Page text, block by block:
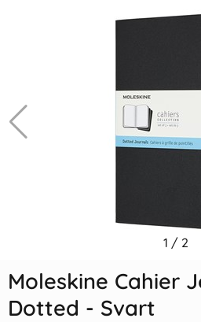
Vi
55 kr/st
1 / 2
Moleskine Cahier
Dotted - Svart